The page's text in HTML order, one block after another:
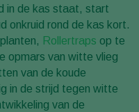
in de kas staat, start
onkruid rond de kas kort.
Rollertraps op te
opmars van witte vlieg
van de koude
in de strijd tegen witte
van de